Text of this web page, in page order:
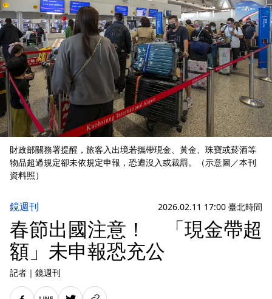
財政部關務署提醒，旅客入出境若攜帶現金、黃金、珠寶或菸酒等
物品超過規定卻未依規定申報，恐遭沒入或裁罰。（示意圖／本刊
資料照）
鏡週刊 2026.02.11 17:00 臺北時間
春節出國注意！ 「現金帶超
額」未申報恐充公
記者 ｜ 鏡週刊